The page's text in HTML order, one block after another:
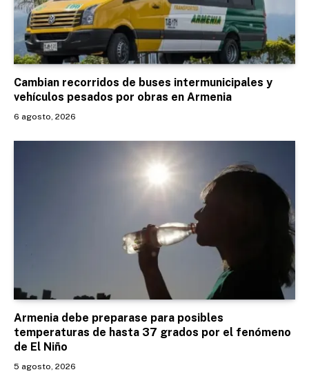
Cambian recorridos de buses intermunicipales y
vehículos pesados por obras en Armenia
6 agosto, 2026
Armenia debe preparase para posibles
temperaturas de hasta 37 grados por el fenómeno
de El Niño
5 agosto, 2026